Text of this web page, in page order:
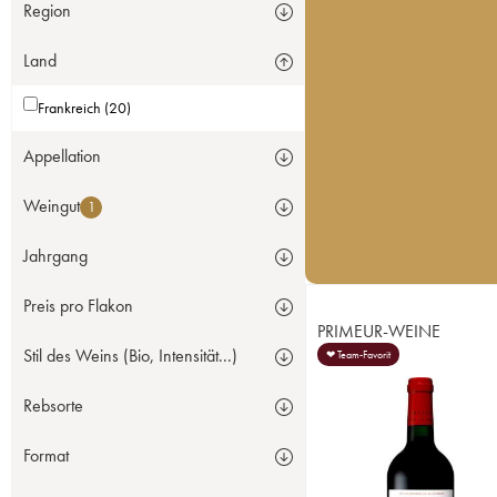
Region
Land
Frankreich (20)
Appellation
Weingut 1
Jahrgang
Preis pro Flakon
Stil des Weins (Bio, Intensität...)
Rebsorte
Format
PRIMEUR-WEINE
❤ Team-Favorit